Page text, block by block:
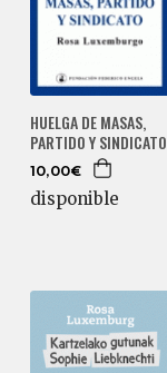
HUELGA DE MASAS,
PARTIDO Y SINDICATO
10,00€
disponible